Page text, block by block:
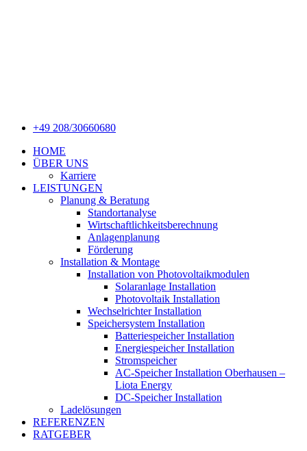
+49 208/30660680
HOME
ÜBER UNS
Karriere
LEISTUNGEN
Planung & Beratung
Standortanalyse
Wirtschaftlichkeitsberechnung
Anlagenplanung
Förderung
Installation & Montage
Installation von Photovoltaikmodulen
Solaranlage Installation
Photovoltaik Installation
Wechselrichter Installation
Speichersystem Installation
Batteriespeicher Installation
Energiespeicher Installation
Stromspeicher
AC-Speicher Installation Oberhausen –
Liota Energy
DC-Speicher Installation
Ladelösungen
REFERENZEN
RATGEBER